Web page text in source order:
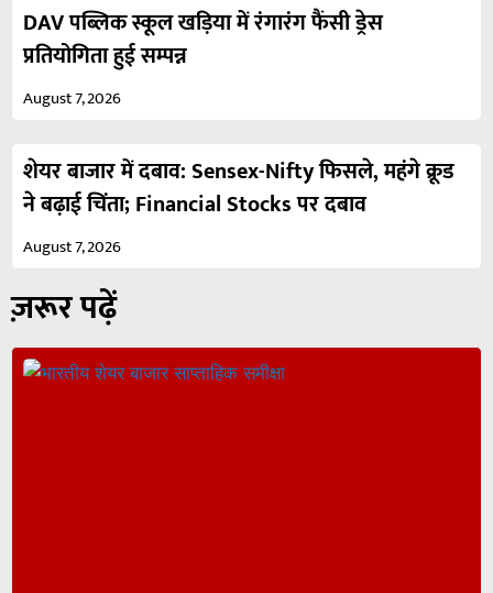
DAV पब्लिक स्कूल खड़िया में रंगारंग फैंसी ड्रेस
प्रतियोगिता हुई सम्पन्न
August 7, 2026
शेयर बाजार में दबाव: Sensex-Nifty फिसले, महंगे क्रूड
ने बढ़ाई चिंता; Financial Stocks पर दबाव
August 7, 2026
ज़रूर पढ़ें